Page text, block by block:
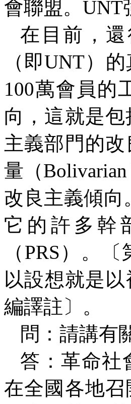
會聯盟。 UNT
在目前，
（即UNT）
100萬會員的
向，這就是
主義部門的
量（Bolivarian
改良主義傾向
它的許多幹
（ PRS ）。〔
以設想就是
編譯註〕。
問：請講有
答：革命社
在全國各地召